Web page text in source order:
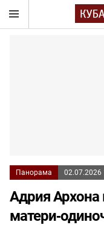
Панорама 02.07.2026
Адрия Архона